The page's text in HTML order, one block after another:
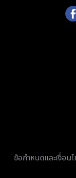
ข้อกำหนดและเงื่อนไ